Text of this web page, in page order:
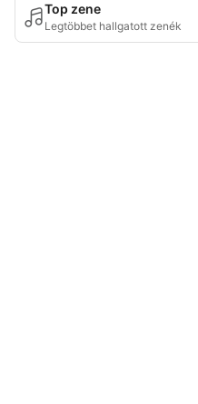
Top zene
Legtöbbet hallgatott zenék